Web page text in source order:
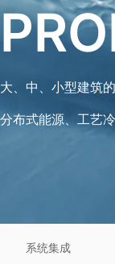
大、中、小型建筑
分布式能源、工艺
系统集成